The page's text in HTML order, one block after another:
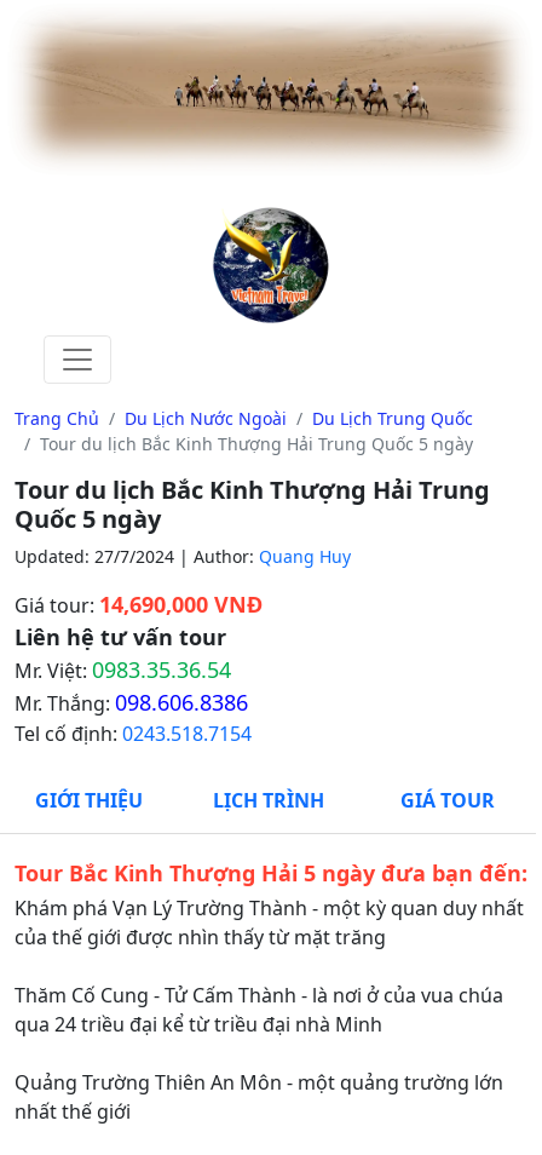
Trang Chủ Du Lịch Nước Ngoài
Du Lịch Trung Quốc
Tour du lịch Bắc Kinh Thượng Hải Trung Quốc 5 ngày
Tour du lịch Bắc Kinh Thượng Hải Trung
Quốc 5 ngày
Updated: 27/7/2024 | Author: Quang Huy
Giá tour: 14,690,000 VNĐ
Liên hệ tư vấn tour
Mr. Việt: 0983.35.36.54
Mr. Thắng: 098.606.8386
Tel cố định: 0243.518.7154
GIỚI THIỆU LỊCH TRÌNH GIÁ TOUR
Tour Bắc Kinh Thượng Hải 5 ngày đưa bạn đến:
Khám phá Vạn Lý Trường Thành - một kỳ quan duy nhất
của thế giới được nhìn thấy từ mặt trăng
Thăm Cố Cung - Tử Cấm Thành - là nơi ở của vua chúa
qua 24 triều đại kể từ triều đại nhà Minh
Quảng Trường Thiên An Môn - một quảng trường lớn
nhất thế giới